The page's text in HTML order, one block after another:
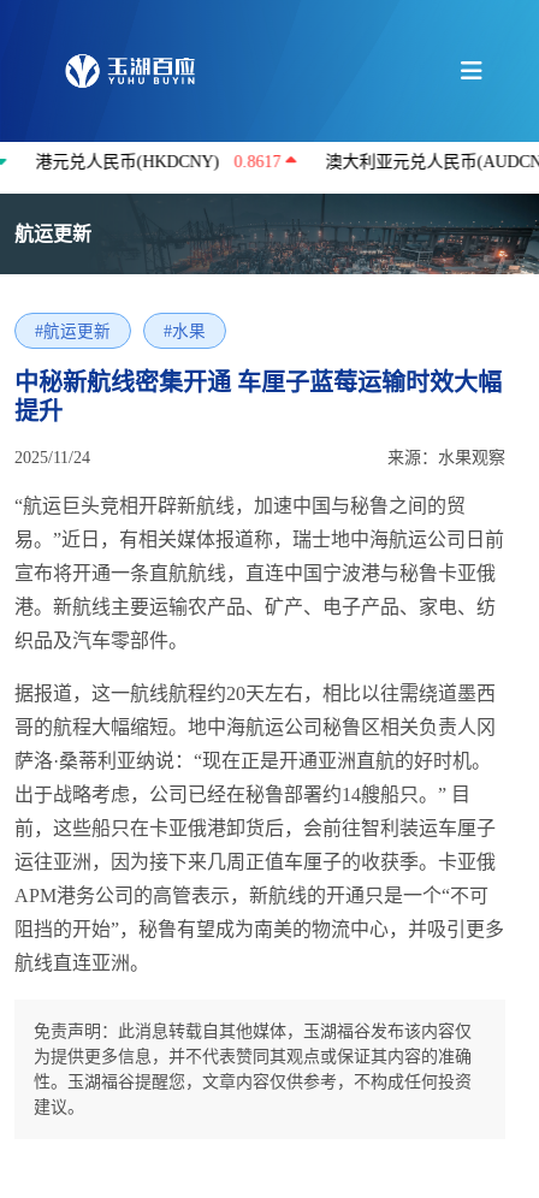
元兑人民币(HKDCNY) 0.8617 澳大利亚元兑人民币(AUDCNY)
航运更新
#航运更新 #水果
中秘新航线密集开通 车厘子蓝莓运输时效大幅
提升
2025/11/24 来源：水果观察
“航运巨头竞相开辟新航线，加速中国与秘鲁之间的贸
易。”近日，有相关媒体报道称，瑞士地中海航运公司日前
宣布将开通一条直航航线，直连中国宁波港与秘鲁卡亚俄
港。新航线主要运输农产品、矿产、电子产品、家电、纺
织品及汽车零部件。
据报道，这一航线航程约20天左右，相比以往需绕道墨西
哥的航程大幅缩短。地中海航运公司秘鲁区相关负责人冈
萨洛·桑蒂利亚纳说：“现在正是开通亚洲直航的好时机。
出于战略考虑，公司已经在秘鲁部署约14艘船只。” 目
前，这些船只在卡亚俄港卸货后，会前往智利装运车厘子
运往亚洲，因为接下来几周正值车厘子的收获季。卡亚俄
APM港务公司的高管表示，新航线的开通只是一个“不可
阻挡的开始”，秘鲁有望成为南美的物流中心，并吸引更多
航线直连亚洲。
免责声明：此消息转载自其他媒体，玉湖福谷发布该内容仅
为提供更多信息，并不代表赞同其观点或保证其内容的准确
性。玉湖福谷提醒您，文章内容仅供参考，不构成任何投资
建议。